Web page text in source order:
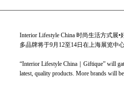
Interior Lifestyle China 时尚生活方式
多品牌将于9月12至14日在上海展览中心
“Interior Lifestyle China｜Giftique” will
latest, quality products. More brands will